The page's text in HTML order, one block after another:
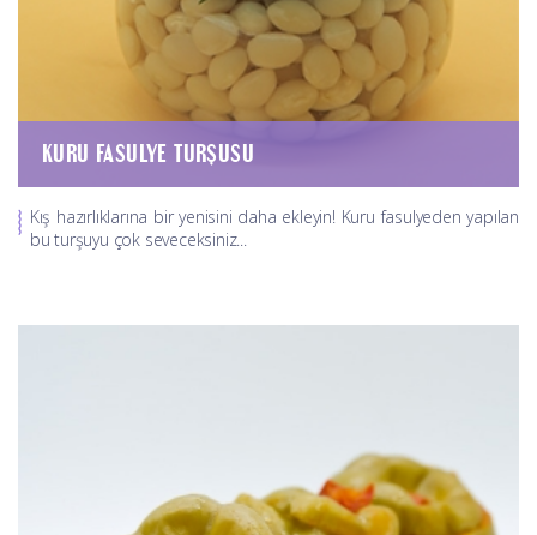
KURU FASULYE TURŞUSU
Kış hazırlıklarına bir yenisini daha ekleyin! Kuru fasulyeden yapılan
bu turşuyu çok seveceksiniz...